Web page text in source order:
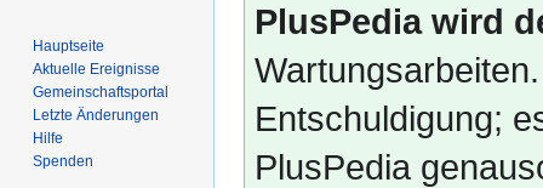
PlusPedia wird
Entschuldigung;
PlusPedia
Hauptseite
Aktuelle Ereignisse
Gemeinschafts­portal
Letzte Änderungen
Hilfe
Spenden